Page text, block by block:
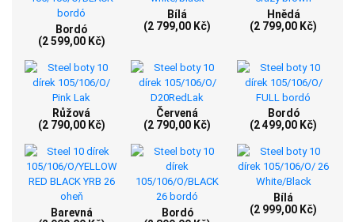
Bordó
(2 599,00 Kč)
Bílá
(2 799,00 Kč)
Hnědá
(2 799,00 Kč)
Růžová
(2 790,00 Kč)
Červená
(2 790,00 Kč)
Bordó
(2 499,00 Kč)
Barevná
Bordó
Bílá
(2 999,00 Kč)